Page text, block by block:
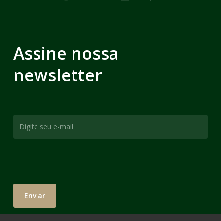
Assine nossa
newsletter